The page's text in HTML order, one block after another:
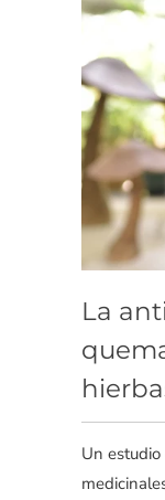
La
Un